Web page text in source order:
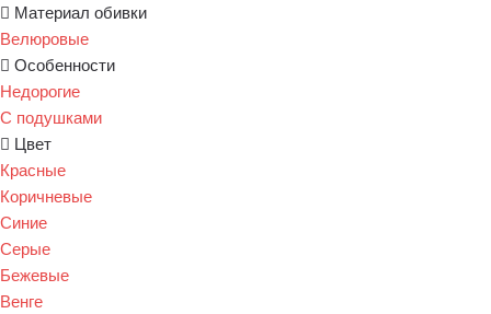
Материал обивки
Велюровые
Особенности
Недорогие
С подушками
Цвет
Красные
Коричневые
Синие
Серые
Бежевые
Венге